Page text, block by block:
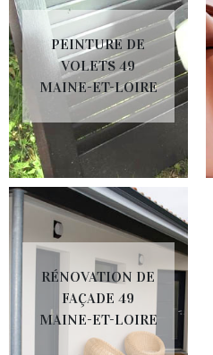
PEINTURE DE
VOLETS 49
MAINE-ET-LOIRE
RÉNOVATION DE
FAÇADE 49
MAINE-ET-LOIRE